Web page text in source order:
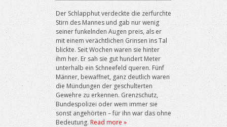
Der Schlapphut verdeckte die zerfurchte
Stirn des Mannes und gab nur wenig
seiner funkelnden Augen preis, als er
mit einem verächtlichen Grinsen ins Tal
blickte. Seit Wochen waren sie hinter
ihm her. Er sah sie gut hundert Meter
unterhalb ein Schneefeld queren. Fünf
Männer, bewaffnet, ganz deutlich waren
die Mündungen der geschulterten
Gewehre zu erkennen. Grenzschutz,
Bundespolizei oder wem immer sie
sonst angehörten – für ihn war das ohne
Bedeutung.Read more »